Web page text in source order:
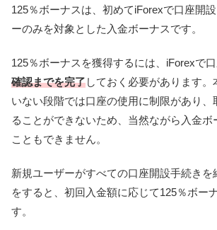
125％ボーナスは、初めてiForexで口座開
ーのみを対象とした入金ボーナスです。
125％ボーナスを獲得するには、iForexで口
確認までを完了しておく必要があります。
いない段階では口座の使用に制限があり、
ることができないため、当然ながら入金ボ
こともできません。
新規ユーザーがすべての口座開設手続きを
をすると、初回入金額に応じて125％ボー
す。